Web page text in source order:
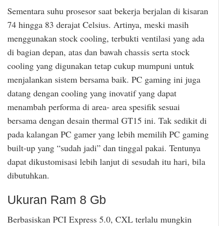
Sementara suhu prosesor saat bekerja berjalan di kisaran
74 hingga 83 derajat Celsius. Artinya, meski masih
menggunakan stock cooling, terbukti ventilasi yang ada
di bagian depan, atas dan bawah chassis serta stock
cooling yang digunakan tetap cukup mumpuni untuk
menjalankan sistem bersama baik. PC gaming ini juga
datang dengan cooling yang inovatif yang dapat
menambah performa di area- area spesifik sesuai
bersama dengan desain thermal GT15 ini. Tak sedikit di
pada kalangan PC gamer yang lebih memilih PC gaming
built-up yang “sudah jadi” dan tinggal pakai. Tentunya
dapat dikustomisasi lebih lanjut di sesudah itu hari, bila
dibutuhkan.
Ukuran Ram 8 Gb
Berbasiskan PCI Express 5.0, CXL terlalu mungkin